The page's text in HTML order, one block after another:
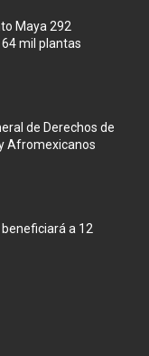
Maya 292
mil plantas
de Derechos de
Afromexicanos
a 12